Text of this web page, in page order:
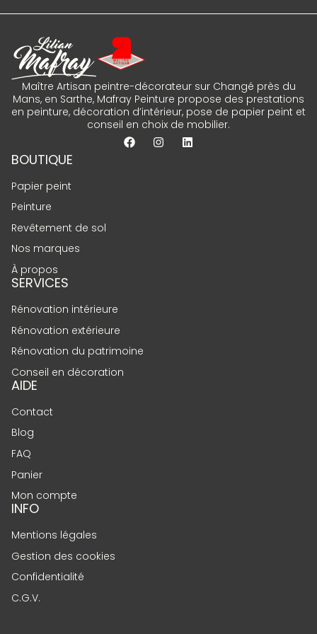
Maître Artisan peintre-décorateur sur Changé près du
Mans, en Sarthe, Mafray Peinture propose des prestations
en peinture, décoration d’intérieur, pose de papier peint et
conseil en choix de mobilier.
BOUTIQUE
Papier peint
Peinture
Revêtement de sol
Nos marques
À propos
SERVICES
Rénovation intérieure
Rénovation extérieure
Rénovation du patrimoine
Conseil en décoration
AIDE
Contact
Blog
FAQ
Panier
Mon compte
INFO
Mentions légales
Gestion des cookies
Confidentialité
C.G.V.